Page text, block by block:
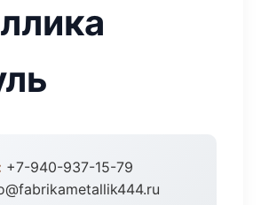
+7-940-937-15-79